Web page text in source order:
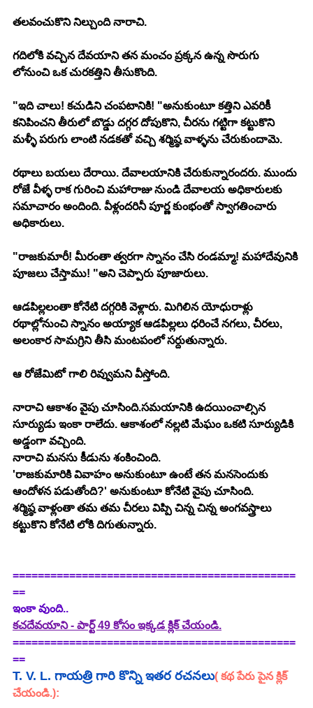
తలవంచుకొని నిల్చుంది నారాచి.
గదిలోకి వచ్చిన దేవయాని తన మంచం ప్రక్కన ఉన్న సొరుగు
లోనుంచి ఒక చురకత్తిని తీసుకొంది.
"ఇది చాలు! కచుడిని చంపటానికి! "అనుకుంటూ కత్తిని ఎవరికీ
కనిపించని తీరులో బొడ్డు దగ్గర దోపుకొని, చీరను గట్టిగా కట్టుకొని
మళ్ళీ పరుగు లాంటి నడకతో వచ్చి శర్మిష్ఠ వాళ్ళను చేరుకుందామె.
రథాలు బయలు దేరాయి. దేవాలయానికి చేరుకున్నారందరు. ముందు
రోజే వీళ్ళ రాక గురించి మహారాజు నుండి దేవాలయ అధికారులకు
సమాచారం అందింది. వీళ్లందరినీ పూర్ణ కుంభంతో స్వాగతించారు
అధికారులు.
"రాజకుమారీ! మీరంతా త్వరగా స్నానం చేసి రండమ్మా! మహాదేవునికి
పూజలు చేస్తాము! "అని చెప్పారు పూజారులు.
ఆడపిల్లలంతా కోనేటి దగ్గరికి వెళ్లారు. మిగిలిన యోధురాళ్లు
రథాల్లోనుంచి స్నానం అయ్యాక ఆడపిల్లలు ధరించే నగలు, చీరలు,
అలంకార సామగ్రిని తీసి మంటపంలో సర్దుతున్నారు.
ఆ రోజేమిటో గాలి రివ్వుమని వీస్తోంది.
నారాచి ఆకాశం వైపు చూసింది.సమయానికి ఉదయించాల్సిన
సూర్యుడు ఇంకా రాలేదు. ఆకాశంలో నల్లటి మేఘం ఒకటి సూర్యుడికి
అడ్డంగా వచ్చింది.
నారాచి మనసు కీడును శంకించింది.
'రాజకుమారికి వివాహం అనుకుంటూ ఉంటే తన మనసెందుకు
ఆందోళన పడుతోంది?' అనుకుంటూ కోనేటి వైపు చూసింది.
శర్మిష్ఠ వాళ్లంతా తమ తమ చీరలు విప్పి చిన్న చిన్న అంగవస్త్రాలు
కట్టుకొని కోనేటి లోకి దిగుతున్నారు.
=============================================
==
ఇంకా వుంది..
కచదేవయాని - పార్ట్ 49 కోసం ఇక్కడ క్లిక్ చేయండి.
=============================================
==
T. V. L. గాయత్రి గారి కొన్ని ఇతర రచనలు( కథ పేరు పైన క్లిక్
చేయండి.):